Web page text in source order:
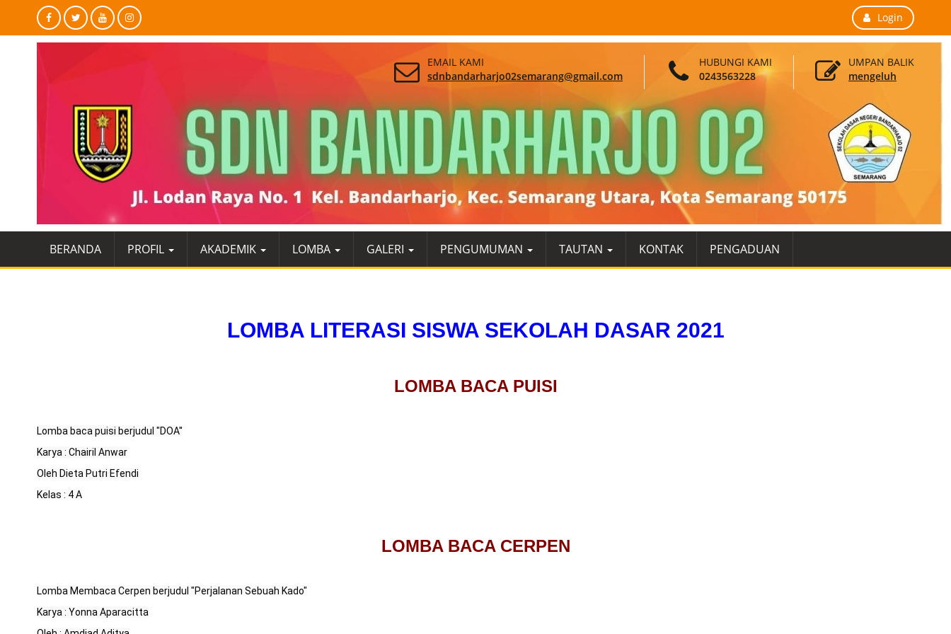
Login
EMAIL KAMI
sdnbandarharjo02semarang@gmail.com
HUBUNGI KAMI
0243563228
UMPAN BALIK
mengeluh
BERANDA PROFIL AKADEMIK LOMBA GALERI PENGUMUMAN TAUTAN KONTAK PENGADUAN
LOMBA LITERASI SISWA SEKOLAH DASAR 2021
LOMBA BACA PUISI
Lomba baca puisi berjudul "DOA''
Karya : Chairil Anwar
Oleh Dieta Putri Efendi
Kelas : 4 A
LOMBA BACA CERPEN
Lomba Membaca Cerpen berjudul "Perjalanan Sebuah Kado"
Karya : Yonna Aparacitta